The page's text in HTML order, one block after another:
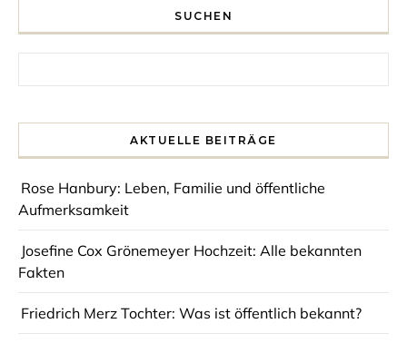
SUCHEN
AKTUELLE BEITRÄGE
Rose Hanbury: Leben, Familie und öffentliche
Aufmerksamkeit
Josefine Cox Grönemeyer Hochzeit: Alle bekannten
Fakten
Friedrich Merz Tochter: Was ist öffentlich bekannt?